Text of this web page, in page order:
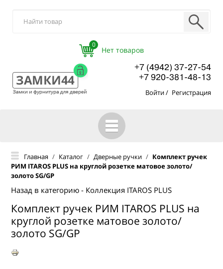
0
+7 (4942) 37-27-54
+7 920-381-48-13
Войти/ Регистрация
ГЛАВНАЯ
КАТАЛОГ
О КОМПАНИИ
ОПТОВЫМ ПОКУПАТЕЛЯМ
ГДЕ КУПИТЬ
Главная / Каталог / Дверные ручки / Комплект ручек
РИМ ITAROS PLUS на круглой розетке матовое золото/
золото SG/GP
Назад в категорию - Коллекция ITAROS PLUS
Комплект ручек РИМ ITAROS PLUS на
круглой розетке матовое золото/
золото SG/GP